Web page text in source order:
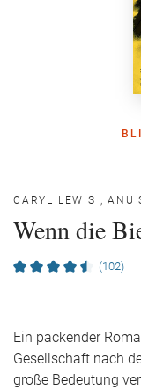
CARYL LEWIS ,ANU
Wenn die
(102)
Ein packender
Gesellschaft nach
große Bedeutung